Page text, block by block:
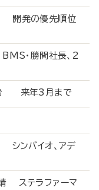
開発の優先順位
・勝間社長、2
始 来年3月まで
シンバイオ、アデ
ステラファーマ